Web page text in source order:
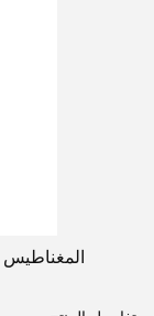
المغناطيس